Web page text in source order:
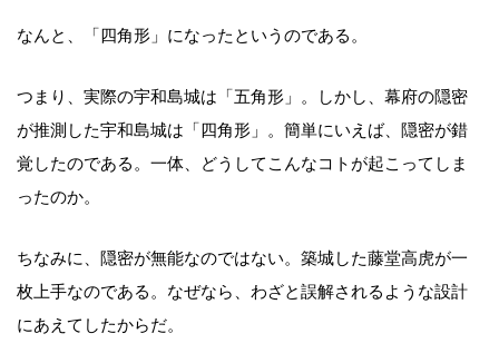
なんと、「四角形」になったというのである。
つまり、実際の宇和島城は「五角形」。しかし、幕府の隠密
が推測した宇和島城は「四角形」。簡単にいえば、隠密が錯
覚したのである。一体、どうしてこんなコトが起こってしま
ったのか。
ちなみに、隠密が無能なのではない。築城した藤堂高虎が一
枚上手なのである。なぜなら、わざと誤解されるような設計
にあえてしたからだ。